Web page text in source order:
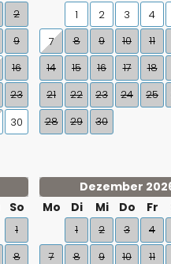
2
9
16
23
30
1 2 3 4
7
8 9 10 11
14
15 16 17 18
21
22 23 24 25
28
29 30
So
1
8
Dezember
Mo
Di Mi Do Fr
1 2 3 4
7
8 9 10 11